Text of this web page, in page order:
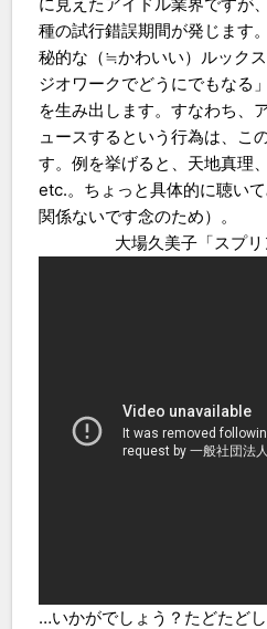
種の試行錯誤期間が発じます
秘的な（≒かわいい）ルック
ジオワークでどうにでもなる
を生み出します。すなわち、
ュースするという行為は、こ
す。例を挙げると、天地真理
etc.。ちょっと具体的に聴い
関係ないです念のため）。
大場久美子「スプリ
…いかがでしょう？たどたど